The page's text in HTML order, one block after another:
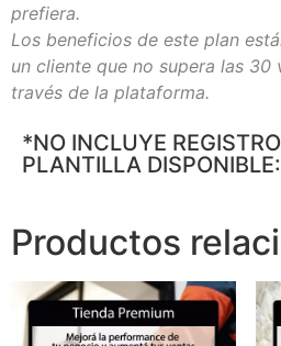
prefiera.
Los beneficios de este plan
un cliente que no supera las 30
través de la plataforma.
*NO INCLUYE
PLANTILLA
Productos